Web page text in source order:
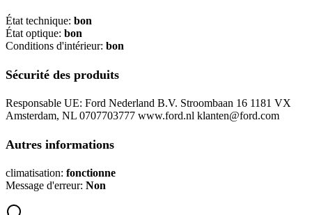
État technique: bon
État optique: bon
Conditions d'intérieur: bon
Sécurité des produits
Responsable UE: Ford Nederland B.V. Stroombaan 16 1181 VX
Amsterdam, NL 0707703777 www.ford.nl klanten@ford.com
Autres informations
climatisation: fonctionne
Message d'erreur: Non